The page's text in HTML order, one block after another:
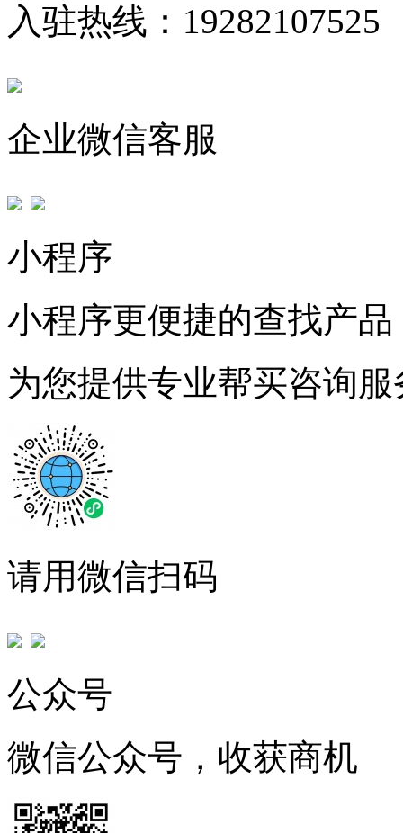
入驻热线：19282107525
企业微信客服
小程序
小程序更便捷的查找产品
为您提供专业帮买咨询服
请用微信扫码
公众号
微信公众号，收获商机